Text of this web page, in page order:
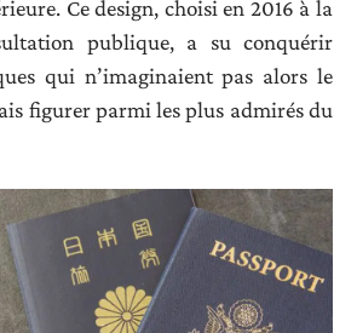
Ce design, choisi en 2016 à la
publique, a su conquérir
qui n’imaginaient pas alors le
figurer parmi les plus admirés du